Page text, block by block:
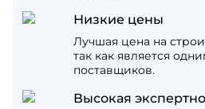
Низкие цены
Лучшая цена на
так как является
поставщиков.
Высокая